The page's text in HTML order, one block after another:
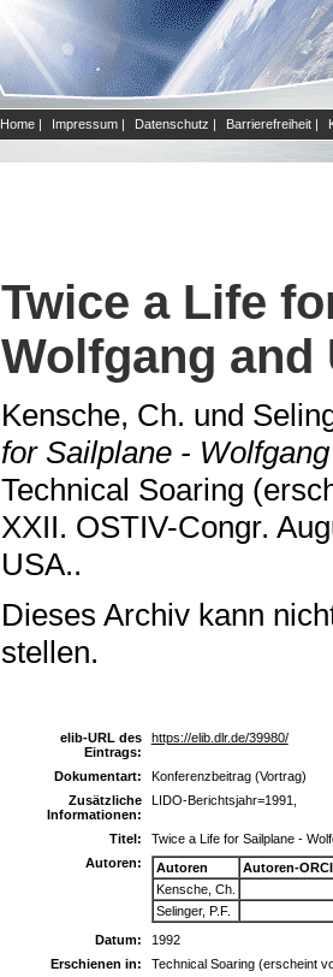
Home | Impressum | Datenschutz | Barrierefreiheit |
Twice a Life
Wolfgang and
Kensche, Ch. und
for Sailplane -
Technical Soaring
XXII. OSTIV-Congr.
USA..
Dieses Archiv kann
stellen.
elib-URL des
Eintrags:
https://elib.dlr.de/39980/
Dokumentart:
Konferenzbeitrag (Vortrag)
Zusätzliche
Informationen:
LIDO-Berichtsjahr=1991,
Titel:
Twice a Life for Sailplane -
Autoren:
Autoren
Autoren-
Kensche, Ch.
Selinger, P.F.
Datum:
1992
Erschienen in:
Technical Soaring (erscheint